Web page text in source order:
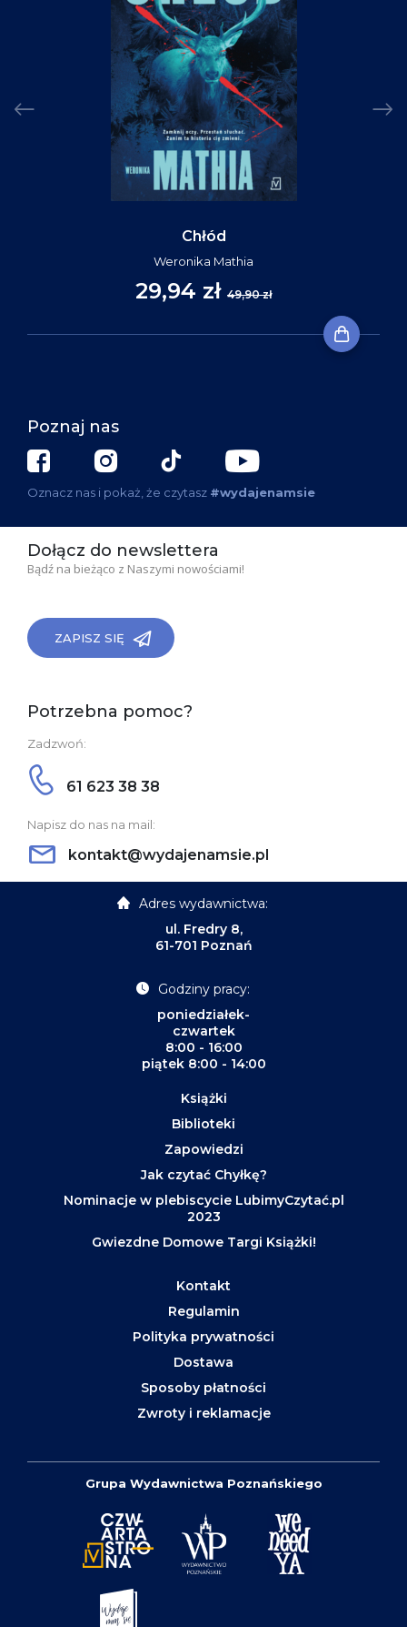
Chłód
Weronika Mathia
29,94 zł 49,90 zł
Poznaj nas
Oznacz nas i pokaż, że czytasz #wydajenamsie
Dołącz do newslettera
Bądź na bieżąco z Naszymi nowościami!
ZAPISZ SIĘ
Potrzebna pomoc?
Zadzwoń:
61 623 38 38
Napisz do nas na mail:
kontakt@wydajenamsie.pl
Adres wydawnictwa:
ul. Fredry 8,
61-701 Poznań
Godziny pracy:
poniedziałek-
czwartek
8:00 - 16:00
piątek 8:00 - 14:00
Książki
Biblioteki
Zapowiedzi
Jak czytać Chyłkę?
Nominacje w plebiscycie LubimyCzytać.pl
2023
Gwiezdne Domowe Targi Książki!
Kontakt
Regulamin
Polityka prywatności
Dostawa
Sposoby płatności
Zwroty i reklamacje
Grupa Wydawnictwa Poznańskiego